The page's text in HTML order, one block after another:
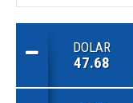
DOLAR
47.68